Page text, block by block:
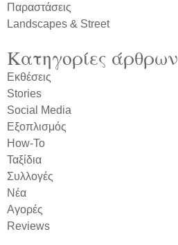
Παραστάσεις
Landscapes & Street
Κατηγορίες άρθρων
Εκθέσεις
Stories
Social Media
Εξοπλισμός
How-To
Ταξίδια
Συλλογές
Νέα
Αγορές
Reviews